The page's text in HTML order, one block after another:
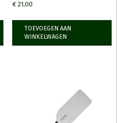
€21,00
TOEVOEGEN AAN
WINKELWAGEN